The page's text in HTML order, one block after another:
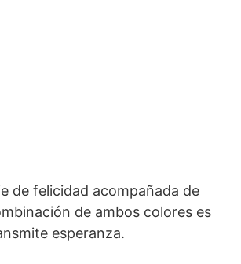
de felicidad acompañada de
de ambos colores es
esperanza.